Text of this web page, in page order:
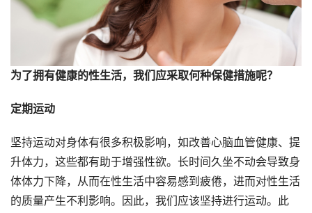
为了拥有健康的性生活，我们应采取何种保健措施呢？
定期运动
坚持运动对身体有很多积极影响，如改善心脑血管健康、提
升体力，这些都有助于增强性欲。长时间久坐不动会导致身
体体力下降，从而在性生活中容易感到疲倦，进而对性生活
的质量产生不利影响。因此，我们应该坚持进行运动。此